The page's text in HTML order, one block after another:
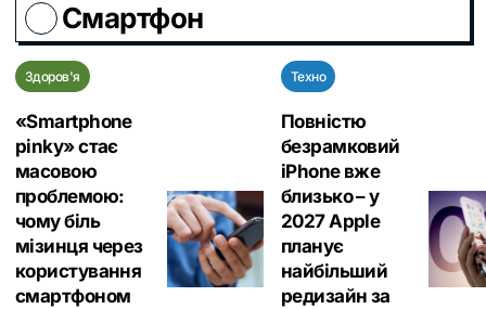
Смартфон
Здоров'я
«Smartphone
pinky» стає
масовою
проблемою:
чому біль
мізинця через
користування
смартфоном
Техно
Повністю
безрамковий
iPhone вже
близько – у
2027 Apple
планує
найбільший
редизайн за